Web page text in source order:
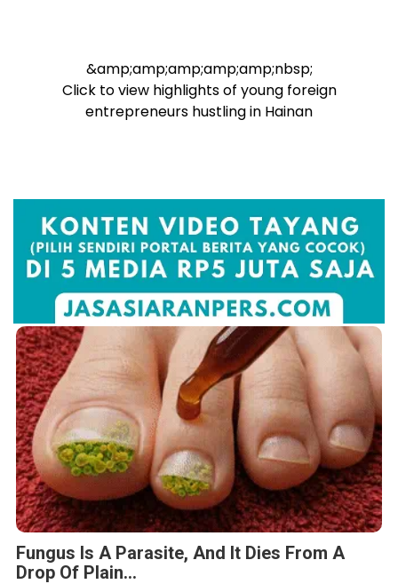
&amp;amp;amp;amp;amp;nbsp;
Click to view highlights of young foreign
entrepreneurs hustling in Hainan
Fungus Is A Parasite, And It Dies From A
Drop Of Plain...